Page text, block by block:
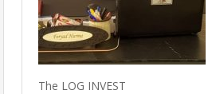
The LOG INVEST